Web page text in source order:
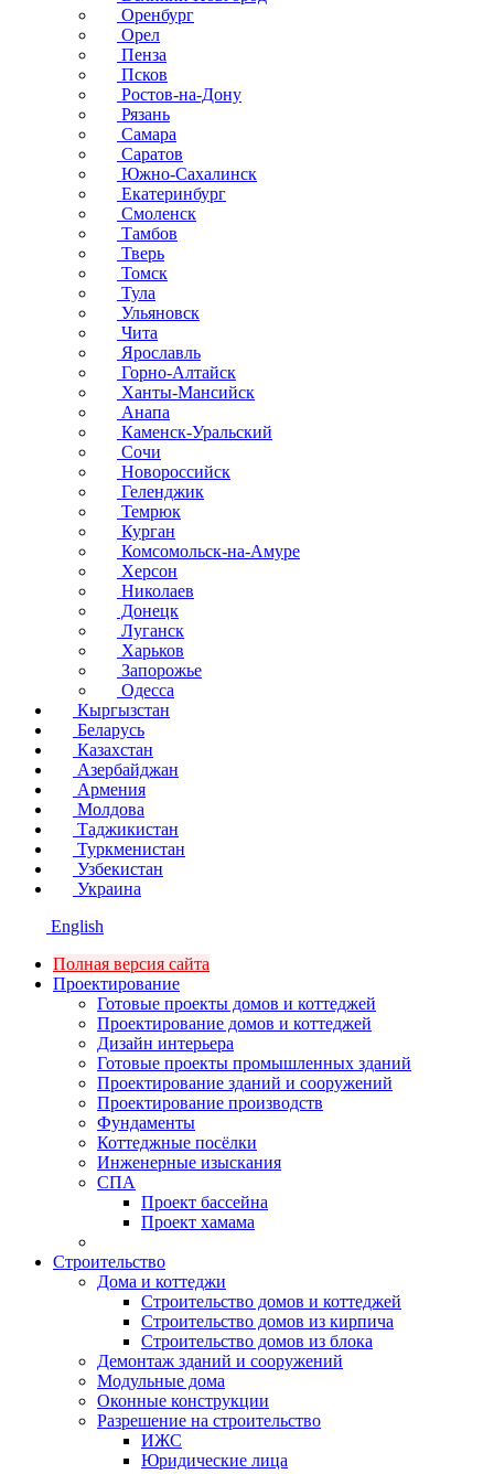
Оренбург
Орел
Пенза
Псков
Ростов-на-Дону
Рязань
Самара
Саратов
Южно-Сахалинск
Екатеринбург
Смоленск
Тамбов
Тверь
Томск
Тула
Ульяновск
Чита
Ярославль
Горно-Алтайск
Ханты-Мансийск
Анапа
Каменск-Уральский
Сочи
Новороссийск
Геленджик
Темрюк
Курган
Комсомольск-на-Амуре
Херсон
Николаев
Донецк
Луганск
Харьков
Запорожье
Одесса
Кыргызстан
Беларусь
Казахстан
Азербайджан
Армения
Молдова
Таджикистан
Туркменистан
Узбекистан
Украина
English
Полная версия сайта
Проектирование
Готовые проекты домов и коттеджей
Проектирование домов и коттеджей
Дизайн интерьера
Готовые проекты промышленных зданий
Проектирование зданий и сооружений
Проектирование производств
Фундаменты
Коттеджные посёлки
Инженерные изыскания
СПА
Проект бассейна
Проект хамама
Строительство
Дома и коттеджи
Строительство домов и коттеджей
Строительство домов из кирпича
Строительство домов из блока
Демонтаж зданий и сооружений
Модульные дома
Оконные конструкции
Разрешение на строительство
ИЖС
Юридические лица